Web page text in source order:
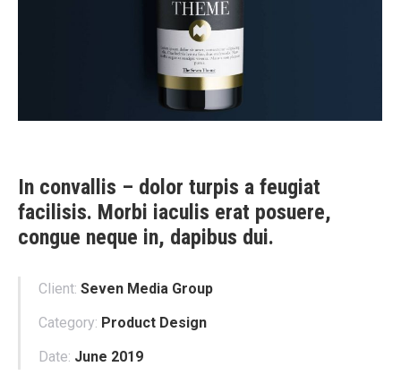
In convallis – dolor turpis a feugiat
facilisis. Morbi iaculis erat posuere,
congue neque in, dapibus dui.
Client: Seven Media Group
Category: Product Design
Date: June 2019